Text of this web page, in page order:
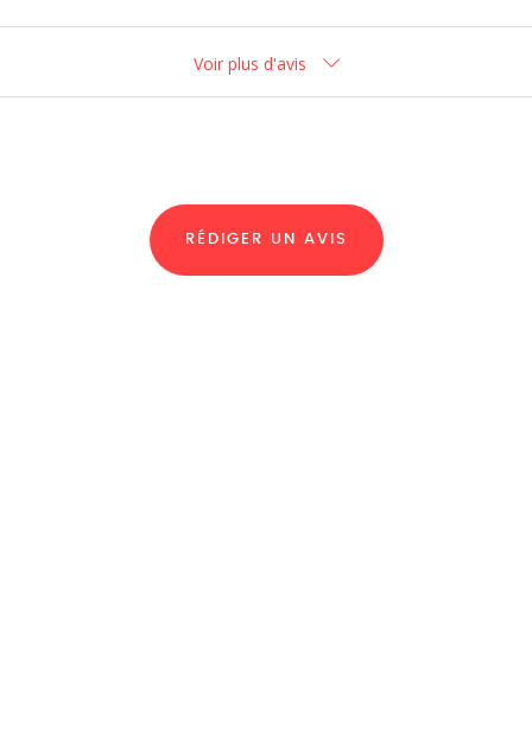
Voir plus d'avis
RÉDIGER UN AVIS